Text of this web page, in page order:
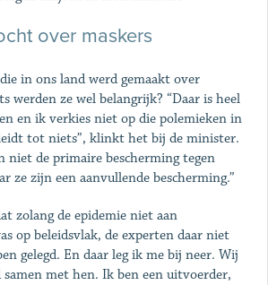
over maskers
in ons land werd gemaakt over
werden ze wel belangrijk? “Daar is heel
en ik verkies niet op die polemieken in
tot niets”, klinkt het bij de minister.
niet de primaire bescherming tegen
ze zijn een aanvullende bescherming.”
zolang de epidemie niet aan
op beleidsvlak, de experten daar niet
gelegd. En daar leg ik me bij neer. Wij
met hen. Ik ben een uitvoerder,